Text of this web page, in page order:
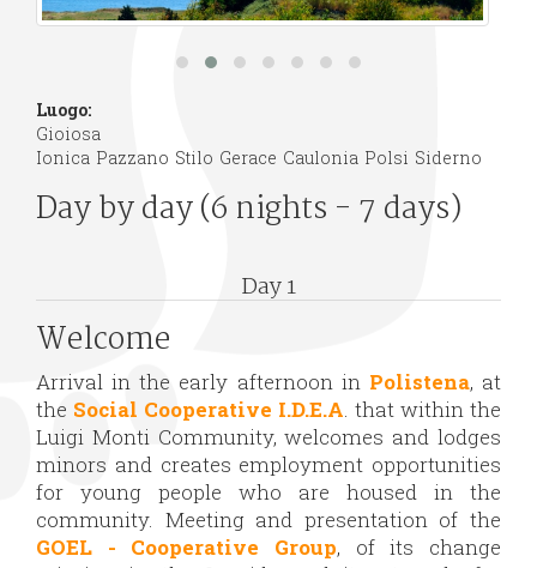
Luogo:
Gioiosa
Ionica Pazzano Stilo Gerace Caulonia Polsi Siderno
Day by day (6 nights - 7 days)
Day 1
Welcome
Arrival in the early afternoon in Polistena, at
the Social Cooperative I.D.E.A. that within the
Luigi Monti Community, welcomes and lodges
minors and creates employment opportunities
for young people who are housed in the
community. Meeting and presentation of the
GOEL - Cooperative Group, of its change